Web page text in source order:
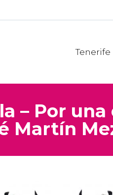
Tenerife
– Por
Martín